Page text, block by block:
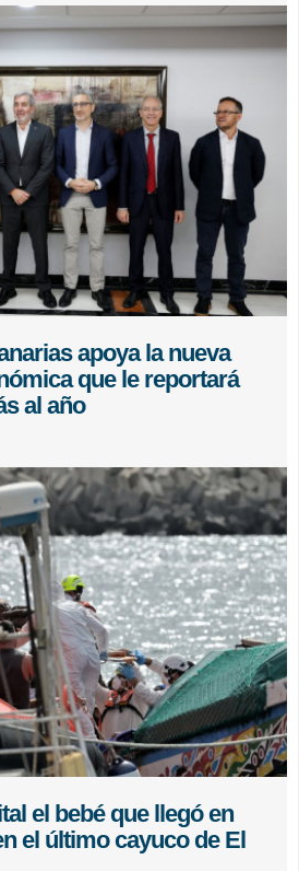
apoya la nueva
que le reportará
al año
el bebé que llegó en
el último cayuco de El